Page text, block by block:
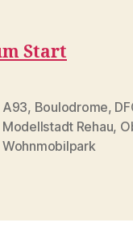
Start
A93, Boulodrome,
Modellstadt Rehau,
Wohnmobilpark